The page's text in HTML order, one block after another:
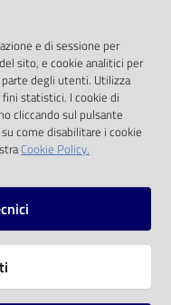
36/2006
e di sessione per
sito, e cookie analitici per
degli utenti. Utilizza
statistici. I cookie di
cliccando sul pulsante
come disabilitare i cookie
Cookie Policy.